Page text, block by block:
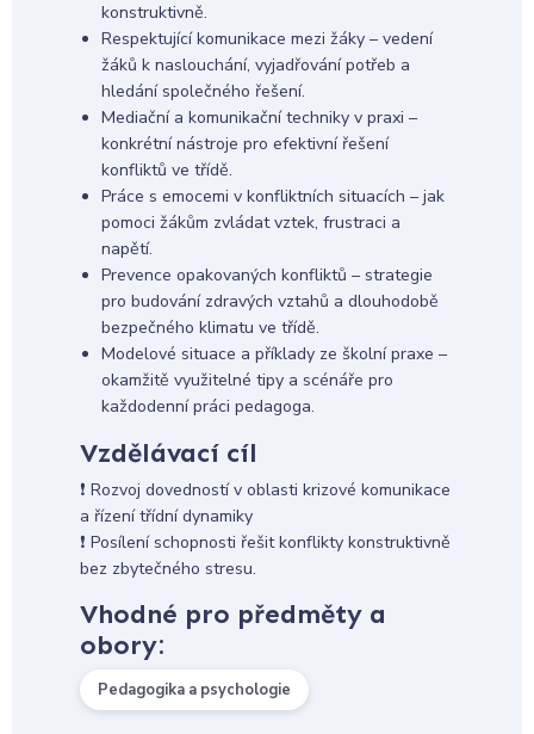
konstruktivně.
Respektující komunikace mezi žáky – vedení
žáků k naslouchání, vyjadřování potřeb a
hledání společného řešení.
Mediační a komunikační techniky v praxi –
konkrétní nástroje pro efektivní řešení
konfliktů ve třídě.
Práce s emocemi v konfliktních situacích – jak
pomoci žákům zvládat vztek, frustraci a
napětí.
Prevence opakovaných konfliktů – strategie
pro budování zdravých vztahů a dlouhodobě
bezpečného klimatu ve třídě.
Modelové situace a příklady ze školní praxe –
okamžitě využitelné tipy a scénáře pro
každodenní práci pedagoga.
Vzdělávací cíl
❗ Rozvoj dovedností v oblasti krizové komunikace
a řízení třídní dynamiky
❗ Posílení schopnosti řešit konflikty konstruktivně
bez zbytečného stresu.
Vhodné pro předměty a
obory:
Pedagogika a psychologie